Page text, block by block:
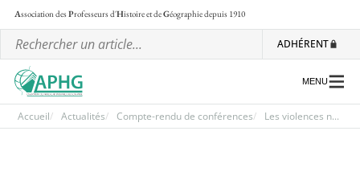
Association desProfesseurs d'Histoire et deGéographiedepuis 1910
ADHÉRENT
MENU
Accueil Actualités Compte-rendu de conférences Les violences n...